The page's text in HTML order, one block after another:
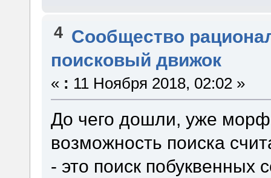
4 Сообщество
поисковый движок
« : 11 Ноября 2018, 02:02 »
До чего дошли, уже
возможность поиска
- это поиск побуквенных